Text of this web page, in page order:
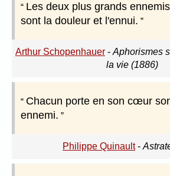
Les deux plus grands
sont la douleur et l'ennui.
Arthur Schopenhauer - Aphorismes
la vie (1886)
Chacun porte en son cœur
ennemi.
Philippe Quinault-